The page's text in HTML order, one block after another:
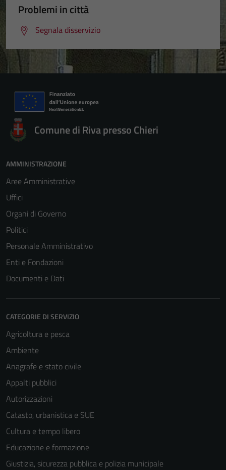
Problemi in città
Segnala disservizio
Comune di Riva presso Chieri
AMMINISTRAZIONE
Aree Amministrative
Uffici
Organi di Governo
Politici
Personale Amministrativo
Enti e Fondazioni
Documenti e Dati
CATEGORIE DI SERVIZIO
Agricoltura e pesca
Ambiente
Anagrafe e stato civile
Appalti pubblici
Autorizzazioni
Catasto, urbanistica e SUE
Cultura e tempo libero
Educazione e formazione
Giustizia, sicurezza pubblica e polizia municipale